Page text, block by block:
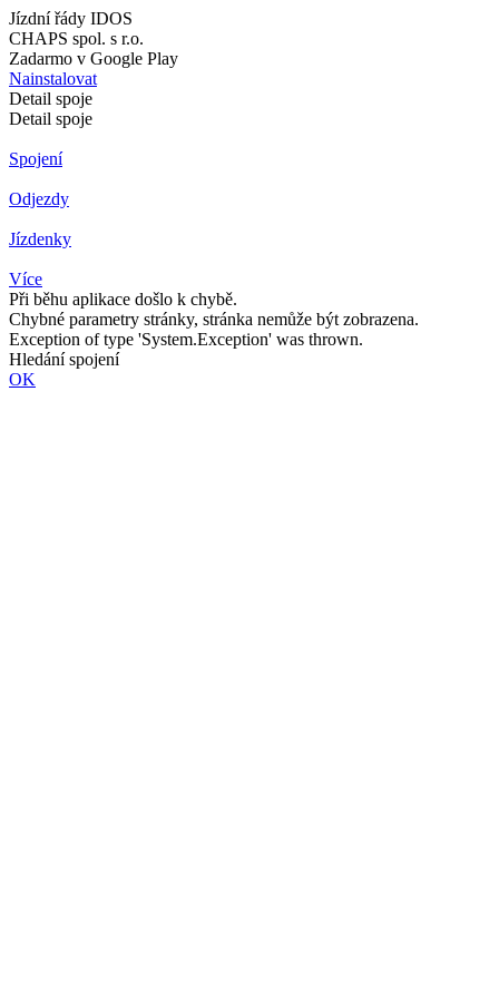
Jízdní řády IDOS
CHAPS spol. s r.o.
Zadarmo v Google Play
Nainstalovat
Detail spoje
Detail spoje
Spojení
Odjezdy
Jízdenky
Více
Při běhu aplikace došlo k chybě.
Chybné parametry stránky, stránka nemůže být zobrazena.
Exception of type 'System.Exception' was thrown.
Hledání spojení
OK